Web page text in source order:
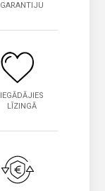
GARANTIJU
IEGĀDĀJIES
LĪZINGĀ